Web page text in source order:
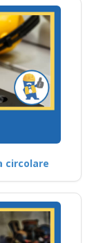
circolare